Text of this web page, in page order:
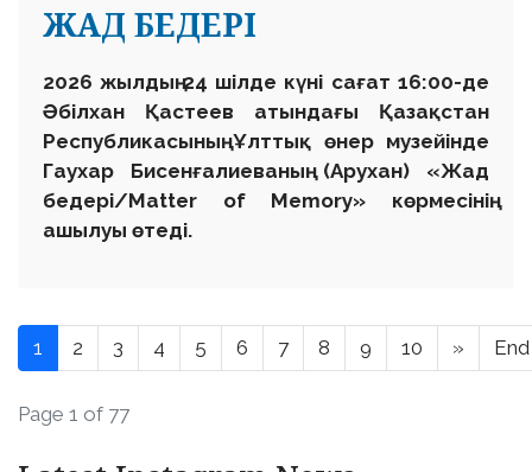
ЖАД БЕДЕРІ
2026 жылдың 24 шілде күні сағат 16:00-де
Әбілхан Қастеев атындағы Қазақстан
Республикасының Ұлттық өнер музейінде
Гаухар Бисенғалиеваның (Арухан) «Жад
бедері/Matter of Memory» көрмесінің
ашылуы өтеді.
1 2 3 4 5 6 7 8 9 10 » End
Page 1 of 77